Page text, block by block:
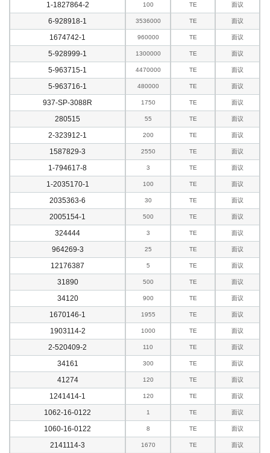
1-1827864-2 100 TE 面议
6-928918-1 3536000 TE 面议
1674742-1 960000 TE 面议
5-928999-1 1300000 TE 面议
5-963715-1 4470000 TE 面议
5-963716-1 480000 TE 面议
937-SP-3088R 1750 TE 面议
280515 55 TE 面议
2-323912-1 200 TE 面议
1587829-3 2550 TE 面议
1-794617-8 3 TE 面议
1-2035170-1 100 TE 面议
2035363-6 30 TE 面议
2005154-1 500 TE 面议
324444 3 TE 面议
964269-3 25 TE 面议
12176387 5 TE 面议
31890 500 TE 面议
34120 900 TE 面议
1670146-1 1955 TE 面议
1903114-2 1000 TE 面议
2-520409-2 110 TE 面议
34161 300 TE 面议
41274 120 TE 面议
1241414-1 120 TE 面议
1062-16-0122 1 TE 面议
1060-16-0122 8 TE 面议
2141114-3 1670 TE 面议